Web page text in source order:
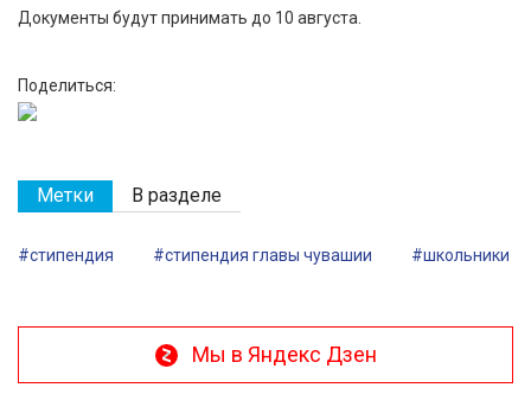
Документы будут принимать до 10 августа.
Поделиться:
Метки В разделе
#стипендия #стипендия главы чувашии #школьники
Мы в Яндекс Дзен